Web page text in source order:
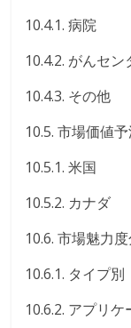
10.4.1. 病院
10.4.2. がんセン
10.4.3. その他
10.5. 市場価値
10.5.1. 米国
10.5.2. カナダ
10.6. 市場魅力
10.6.1. タイプ別
10.6.2. アプリ